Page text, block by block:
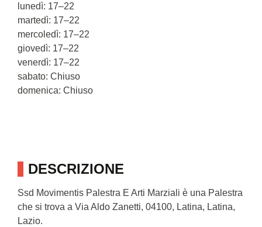
DESCRIZIONE
Ssd Movimentis Palestra E Arti Marziali è una Palestra
che si trova a Via Aldo Zanetti, 04100, Latina, Latina,
Lazio.
lunedì: 17–22
martedì: 17–22
mercoledì: 17–22
giovedì: 17–22
venerdì: 17–22
sabato: Chiuso
domenica: Chiuso